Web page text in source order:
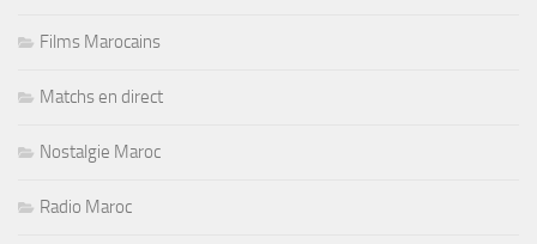
Films Marocains
Matchs en direct
Nostalgie Maroc
Radio Maroc